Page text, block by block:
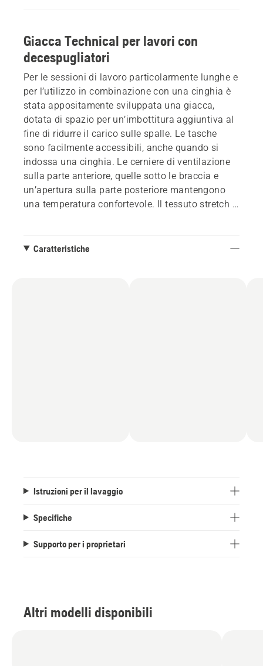
Giacca Technical per lavori con
decespugliatori
Per le sessioni di lavoro particolarmente lunghe e
per l’utilizzo in combinazione con una cinghia è
stata appositamente sviluppata una giacca,
dotata di spazio per un’imbottitura aggiuntiva al
fine di ridurre il carico sulle spalle. Le tasche
sono facilmente accessibili, anche quando si
indossa una cinghia. Le cerniere di ventilazione
sulla parte anteriore, quelle sotto le braccia e
un’apertura sulla parte posteriore mantengono
una temperatura confortevole. Il tessuto stretch a
permettono una grande libertà di movimento.
Caratteristiche
Istruzioni per il lavaggio
Specifiche
Supporto per i proprietari
Altri modelli disponibili